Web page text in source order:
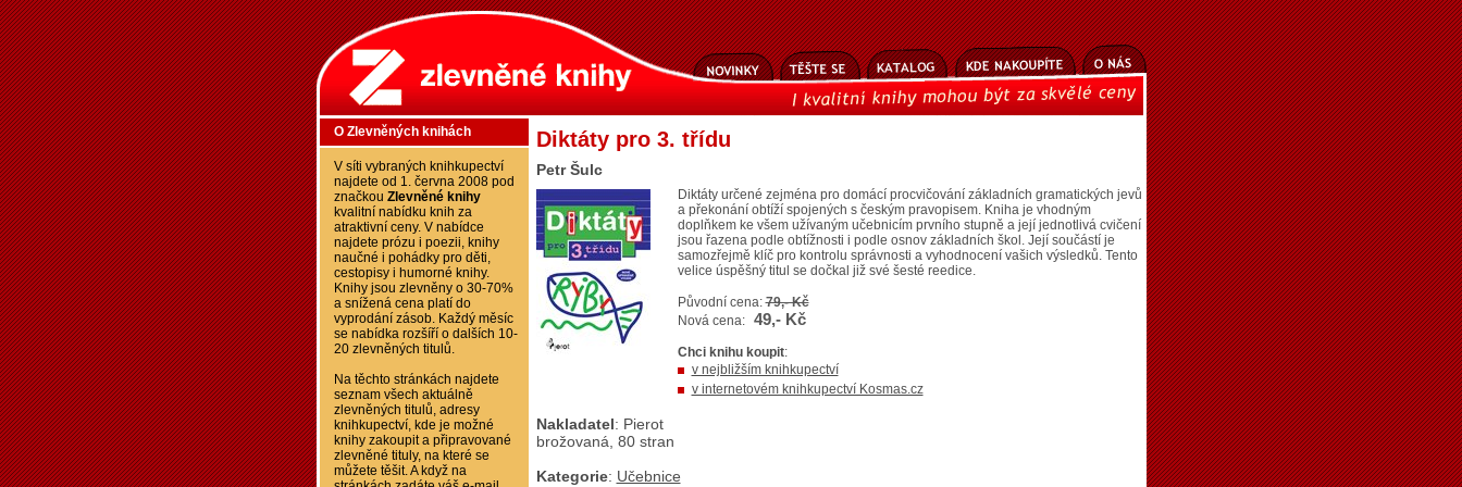
Diktáty pro 3. třídu
Petr Šulc
Diktáty určené zejména pro domácí procvičování základních gramatických jevů
a překonání obtíží spojených s českým pravopisem. Kniha je vhodným
doplňkem ke všem užívaným učebnicím prvního stupně a její jednotlivá cvičení
jsou řazena podle obtížnosti i podle osnov základních škol. Její součástí je
samozřejmě klíč pro kontrolu správnosti a vyhodnocení vašich výsledků. Tento
velice úspěšný titul se dočkal již své šesté reedice.
Původní cena:79,- Kč
Nová cena: 49,- Kč
Chci knihu koupit:
v nejbližším knihkupectví
v internetovém knihkupectví Kosmas.cz
Nakladatel: Pierot
brožovaná, 80 stran
Kategorie: Učebnice
O Zlevněných knihách
V síti vybraných knihkupectví
najdete od 1. června 2008 pod
značkou Zlevněné knihy
kvalitní nabídku knih za
atraktivní ceny. V nabídce
najdete prózu i poezii, knihy
naučné i pohádky pro děti,
cestopisy i humorné knihy.
Knihy jsou zlevněny o 30-70%
a snížená cena platí do
vyprodání zásob. Každý měsíc
se nabídka rozšíří o dalších 10-
20 zlevněných titulů.
Na těchto stránkách najdete
seznam všech aktuálně
zlevněných titulů, adresy
knihkupectví, kde je možné
knihy zakoupit a připravované
zlevněné tituly, na které se
můžete těšit. A když na